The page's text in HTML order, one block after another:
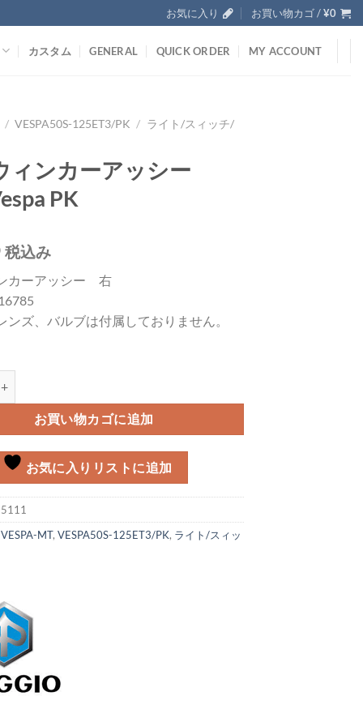
お気に入り お買い物カゴ /¥0
カスタム GENERAL QUICK ORDER MY ACCOUNT
/ VESPA50S-125ET3/PK / ライト/スィッチ/
ィンカーアッシー
PK
税込み
カーアッシー 右
ンズ、バルブは付属しておりません。
お買い物カゴに追加
お気に入りリストに追加
5111
VESPA-MT,VESPA50S-125ET3/PK, ライト/スィッ